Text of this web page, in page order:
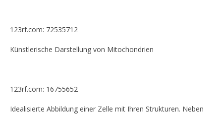
123rf.com: 72535712
Künstlerische Darstellung von Mitochondrien
123rf.com: 16755652
Idealisierte Abbildung einer Zelle mit Ihren Strukturen. Neben